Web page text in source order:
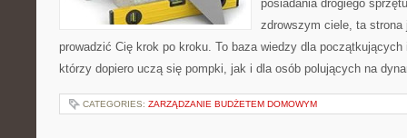
posiadania drogiego
zdrowszym ciele, ta strona
prowadzić Cię krok po kroku. To baza wiedzy dla
którzy dopiero uczą się pompki, jak i dla osób polujących na
CATEGORIES: ZARZĄDZANIE BUDŻETEM DOMOWYM